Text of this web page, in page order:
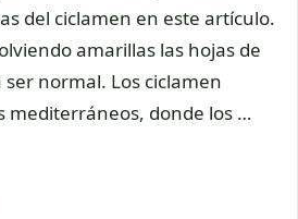
del ciclamen en este artículo.
amarillas las hojas de
ser normal. Los ciclamen
mediterráneos, donde los …